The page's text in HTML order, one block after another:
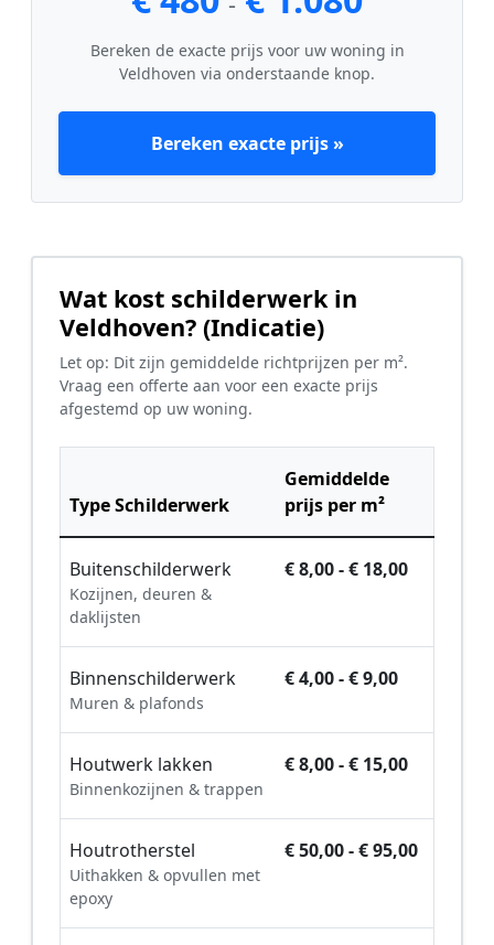
Bereken de exacte prijs voor uw woning in
Veldhoven via onderstaande knop.
Bereken exacte prijs »
Wat kost schilderwerk in
Veldhoven? (Indicatie)
Let op: Dit zijn gemiddelde richtprijzen per m².
Vraag een offerte aan voor een exacte prijs
afgestemd op uw woning.
Type Schilderwerk
Gemiddelde
prijs per m²
Buitenschilderwerk
Kozijnen, deuren &
daklijsten
€ 8,00 - € 18,00
Binnenschilderwerk
Muren & plafonds
€ 4,00 - € 9,00
Houtwerk lakken
Binnenkozijnen & trappen
€ 8,00 - € 15,00
Houtrotherstel
Uithakken & opvullen met
epoxy
€ 50,00 - € 95,00